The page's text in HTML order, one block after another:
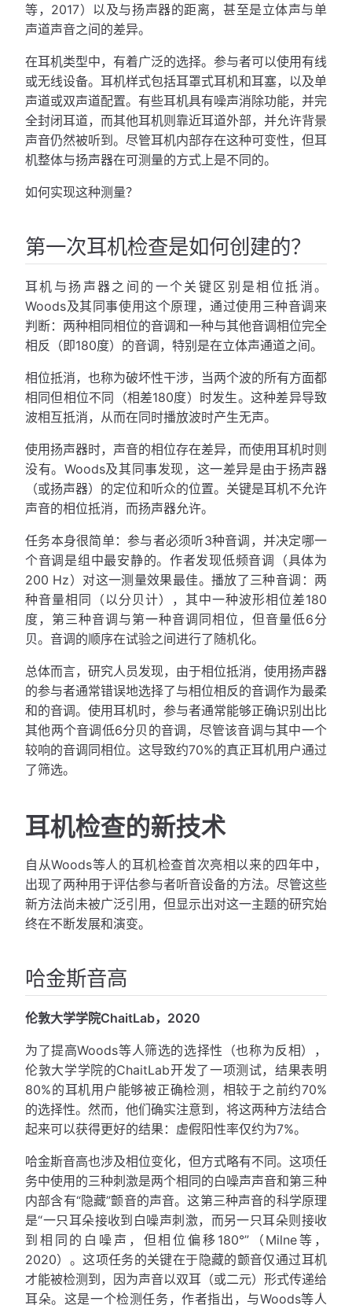
等，2017）以及与扬声器的距离，甚至是立体声与单
声道声音之间的差异。
在耳机类型中，有着广泛的选择。参与者可以使用有线
或无线设备。耳机样式包括耳罩式耳机和耳塞，以及单
声道或双声道配置。有些耳机具有噪声消除功能，并完
全封闭耳道，而其他耳机则靠近耳道外部，并允许背景
声音仍然被听到。尽管耳机内部存在这种可变性，但耳
机整体与扬声器在可测量的方式上是不同的。
如何实现这种测量？
第一次耳机检查是如何创建的？
耳机与扬声器之间的一个关键区别是相位抵消。
Woods及其同事使用这个原理，通过使用三种音调来
判断：两种相同相位的音调和一种与其他音调相位完全
相反（即180度）的音调，特别是在立体声通道之间。
相位抵消，也称为破坏性干涉，当两个波的所有方面都
相同但相位不同（相差180度）时发生。这种差异导致
波相互抵消，从而在同时播放波时产生无声。
使用扬声器时，声音的相位存在差异，而使用耳机时则
没有。Woods及其同事发现，这一差异是由于扬声器
（或扬声器）的定位和听众的位置。关键是耳机不允许
声音的相位抵消，而扬声器允许。
任务本身很简单：参与者必须听3种音调，并决定哪一
个音调是组中最安静的。作者发现低频音调（具体为
200 Hz）对这一测量效果最佳。播放了三种音调：两
种音量相同（以分贝计），其中一种波形相位差180
度，第三种音调与第一种音调同相位，但音量低6分
贝。音调的顺序在试验之间进行了随机化。
总体而言，研究人员发现，由于相位抵消，使用扬声器
的参与者通常错误地选择了与相位相反的音调作为最柔
和的音调。使用耳机时，参与者通常能够正确识别出比
其他两个音调低6分贝的音调，尽管该音调与其中一个
较响的音调同相位。这导致约70%的真正耳机用户通过
了筛选。
耳机检查的新技术
自从Woods等人的耳机检查首次亮相以来的四年中，
出现了两种用于评估参与者听音设备的方法。尽管这些
新方法尚未被广泛引用，但显示出对这一主题的研究始
终在不断发展和演变。
哈金斯音高
伦敦大学学院ChaitLab，2020
为了提高Woods等人筛选的选择性（也称为反相），
伦敦大学学院的ChaitLab开发了一项测试，结果表明
80%的耳机用户能够被正确检测，相较于之前约70%
的选择性。然而，他们确实注意到，将这两种方法结合
起来可以获得更好的结果：虚假阳性率仅约为7%。
哈金斯音高也涉及相位变化，但方式略有不同。这项任
务中使用的三种刺激是两个相同的白噪声声音和第三种
内部含有“隐藏”颤音的声音。这第三种声音的科学原理
是“一只耳朵接收到白噪声刺激，而另一只耳朵则接收
到相同的白噪声，但相位偏移180°”（Milne等，
2020）。这项任务的关键在于隐藏的颤音仅通过耳机
才能被检测到，因为声音以双耳（或二元）形式传递给
耳朵。这是一个检测任务，作者指出，与Woods等人